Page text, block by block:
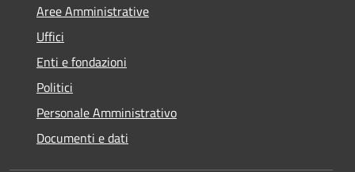
Aree Amministrative
Uffici
Enti e fondazioni
Politici
Personale Amministrativo
Documenti e dati